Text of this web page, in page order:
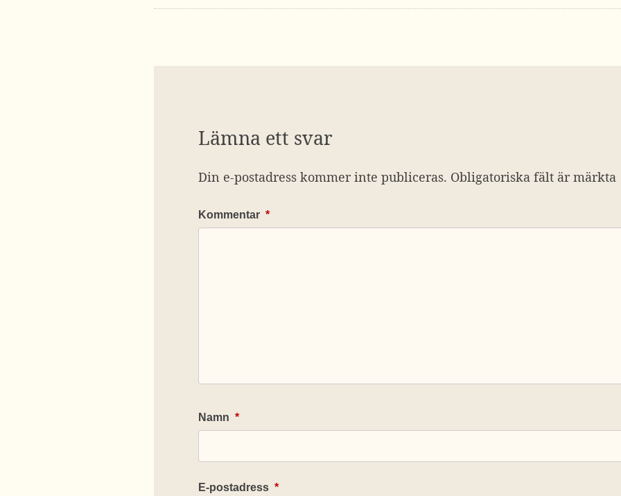
Lämna ett svar
Din e-postadress kommer inte publiceras. Obligatoriska fält är märkta
Kommentar *
Namn *
E-postadress *